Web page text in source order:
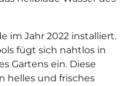
im Jahr 2022 installiert.
fügt sich nahtlos in
Gartens ein. Diese
helles und frisches